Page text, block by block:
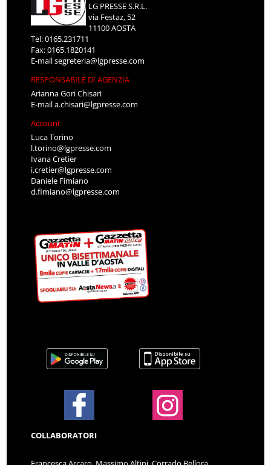
LG PRESSE S.R.L.
via Festaz, 52
11100 AOSTA
Tel: 0165.231711
Fax: 0165.1820141
E-mailsegreteria@lgpresse.com
RESPONSABILE DI AGENZIA
Arianna Gori Chisari
E-maila.chisari@lgpresse.com
Account
Luca Torino
l.torino@lgpresse.com
Ivana Cretier
i.cretier@lgpresse.com
Daniele Fimiano
d.fimiano@lgpresse.com
COLLABORATORI